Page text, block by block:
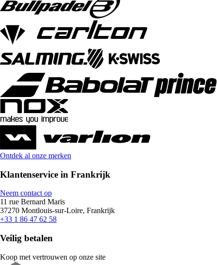
Ontdek al onze merken
Klantenservice in Frankrijk
Neem contact op
11 rue Bernard Maris
37270 Montlouis-sur-Loire, Frankrijk
+33 1 86 47 62 58
Veilig betalen
Koop met vertrouwen op onze site